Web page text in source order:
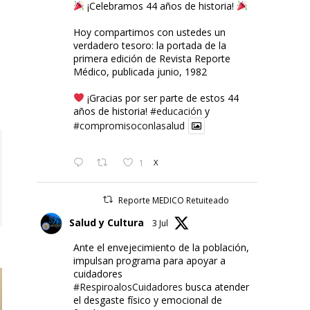
¡Celebramos 44 años de historia!
Hoy compartimos con ustedes un
verdadero tesoro: la portada de la
primera edición de Revista Reporte
Médico, publicada junio, 1982
¡Gracias por ser parte de estos 44
años de historia! #educación y
#compromisoconlasalud
1 X
Reporte MEDICO Retuiteado
Salud y Cultura 3 Jul
Ante el envejecimiento de la población,
impulsan programa para apoyar a
cuidadores
#RespiroalosCuidadores busca atender
el desgaste físico y emocional de